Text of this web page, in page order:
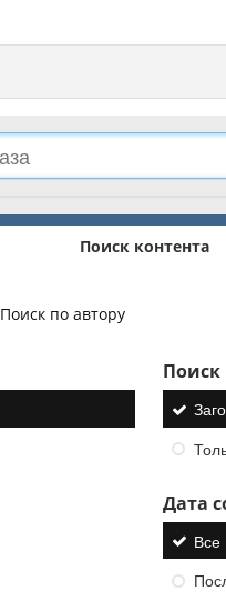
Поиск контента
Поиск по автору
Поиск
Дата
Все